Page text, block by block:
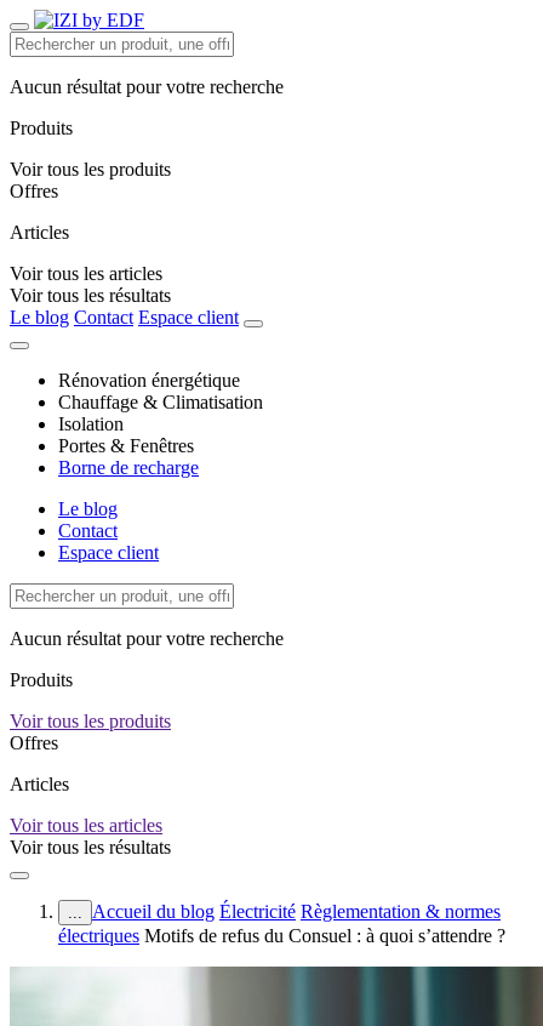
Aucun résultat pour votre recherche
Produits
Voir tous les produits
Offres
Articles
Voir tous les articles
Voir tous les résultats
Le blog Contact Espace client
Rénovation énergétique
Chauffage & Climatisation
Isolation
Portes & Fenêtres
Borne de recharge
Le blog
Contact
Espace client
Aucun résultat pour votre recherche
Produits
Voir tous les produits
Offres
Articles
Voir tous les articles
Voir tous les résultats
... Accueil du blog Électricité Règlementation & normes
électriques Motifs de refus du Consuel : à quoi s’attendre ?